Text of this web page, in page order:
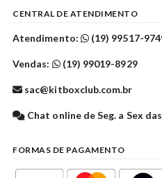
CENTRAL DE ATENDIMENTO
Atendimento: (19) 99517-
Vendas: (19) 99019-8929
sac@kitboxclub.com.br
Chat online de Seg. a Sex
FORMAS DE PAGAMENTO